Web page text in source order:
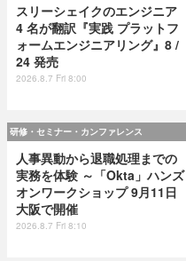
スリーシェイクのエンジニア
4 名が翻訳『実践 プラットフ
ォームエンジニアリング』8 /
24 発売
2026.8.7 Fri 8:00
研修・セミナー・カンファレンス
人事異動から退職処理までの
実務を体験 ～「Okta」ハンズ
オンワークショップ 9月11日
大阪で開催
2026.8.7 Fri 8:10